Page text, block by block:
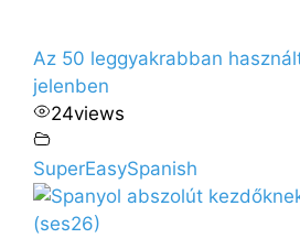
Az 50 leggyakrabban
jelenben
24views
SuperEasySpanish